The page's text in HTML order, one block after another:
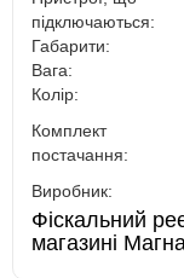
підключаються:
Габарити:
Вага:
Колір:
Комплект
постачання:
Виробник:
Фіскальний
магазині